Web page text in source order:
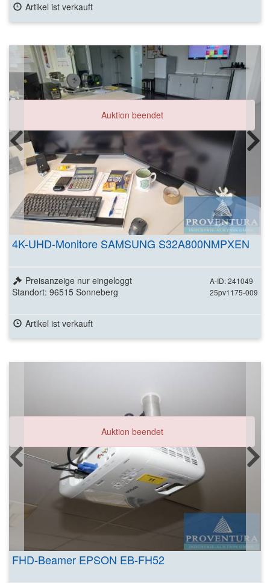
Artikel ist verkauft
Auktion beendet
4K-UHD-Monitore SAMSUNG S32A800NMPXEN
A-ID: 241049
25pv1175-009
Preisanzeige nur eingeloggt
Standort: 96515 Sonneberg
Artikel ist verkauft
Auktion beendet
FHD-Beamer EPSON EB-FH52